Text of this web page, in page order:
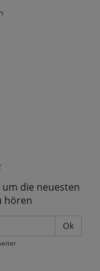
um die neuesten
hören